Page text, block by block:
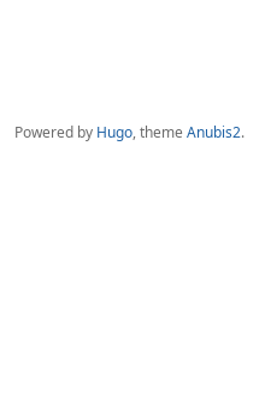
Powered by Hugo, theme Anubis2.